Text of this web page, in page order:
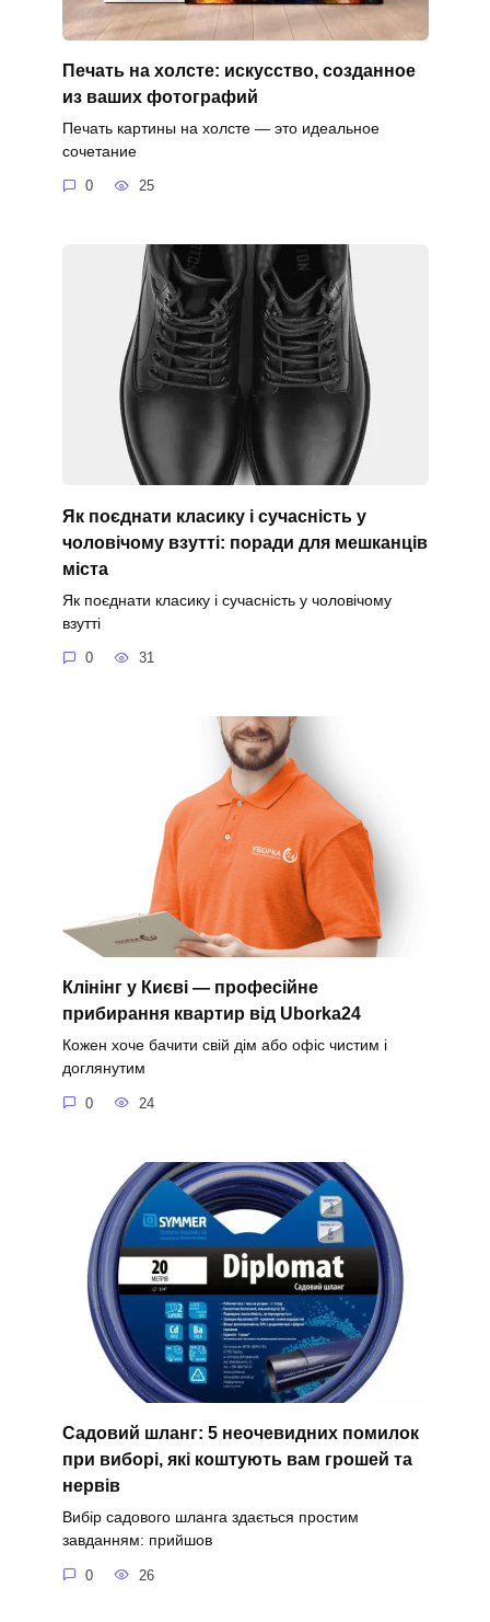
Печать на холсте: искусство, созданное
из ваших фотографий
Печать картины на холсте — это идеальное
сочетание
0 25
Як поєднати класику і сучасність у
чоловічому взутті: поради для мешканців
міста
Як поєднати класику і сучасність у чоловічому
взутті
0 31
Клінінг у Києві — професійне
прибирання квартир від Uborka24
Кожен хоче бачити свій дім або офіс чистим і
доглянутим
0 24
Садовий шланг: 5 неочевидних помилок
при виборі, які коштують вам грошей та
нервів
Вибір садового шланга здається простим
завданням: прийшов
0 26